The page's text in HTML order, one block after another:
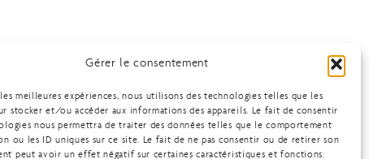
Gérer le consentement
meilleures expériences, nous utilisons des technologies telles que les
stocker et/ou accéder aux informations des appareils. Le fait de consentir
nous permettra de traiter des données telles que le comportement
ou les ID uniques sur ce site. Le fait de ne pas consentir ou de retirer son
peut avoir un effet négatif sur certaines caractéristiques et fonctions.